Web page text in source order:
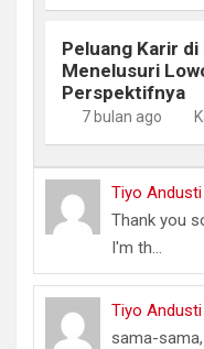
Peluang Karir
Menelusuri
Perspektifnya
7 bulan ago
Tiyo Andusti
Thank you
I'm th...
Tiyo Andusti
sama-